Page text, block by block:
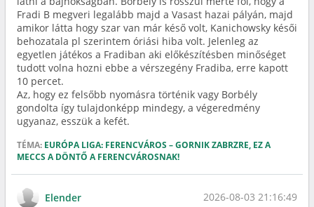
Fradi B megveri legalább majd a Vasast hazai pályán, majd
amikor látta hogy szar van már késő volt, Kanichowsky késői
behozatala pl szerintem óriási hiba volt. Jelenleg az
egyetlen játékos a Fradiban aki előkészítésben minőséget
tudott volna hozni ebbe a vérszegény Fradiba, erre kapott
10 percet.
Az, hogy ez felsőbb nyomásra történik vagy Borbély
gondolta így tulajdonképp mindegy, a végeredmény
ugyanaz, esszük a kefét.
TÉMA: EURÓPA LIGA: FERENCVÁROS – GORNIK ZABRZRE, EZ A
MECCS A DÖNTŐ A FERENCVÁROSNAK!
Elender 2026-08-03 21:16:49